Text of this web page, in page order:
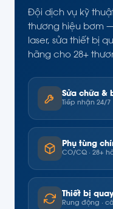
Đội dịch vụ kỹ
thương hiệu bơm
laser, sửa thiết bị
hãng cho 28+
Sửa chữa &
Tiếp nhận 24/7
Phụ tùng
CO/CQ · 28+
Thiết bị quay
Rung động ·